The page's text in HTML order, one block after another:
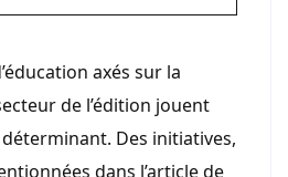
axés sur la
de l’édition jouent
Des initiatives,
dans l’article de